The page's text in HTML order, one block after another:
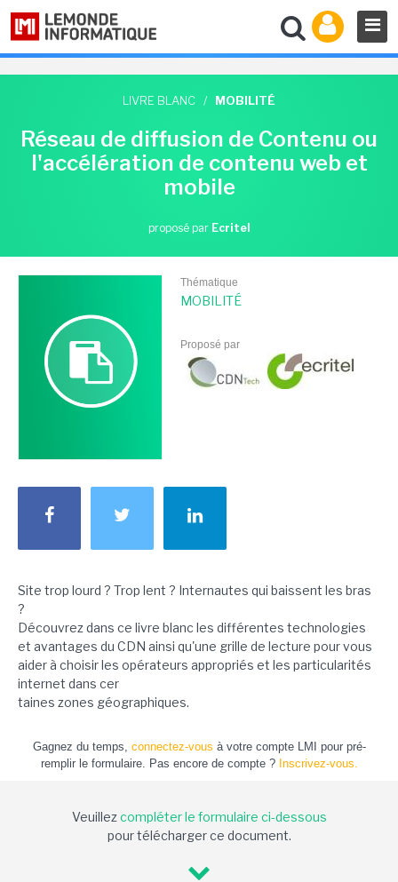
LIVRE BLANC / MOBILITÉ
Réseau de diffusion de Contenu ou
l'accélération de contenu web et
mobile
proposé par Ecritel
Thématique
MOBILITÉ
Proposé par
Site trop lourd ? Trop lent ? Internautes qui baissent les bras
?
Découvrez dans ce livre blanc les différentes technologies
et avantages du CDN ainsi qu'une grille de lecture pour vous
aider à choisir les opérateurs appropriés et les particularités
internet dans cer
taines zones géographiques.
Gagnez du temps, connectez-vous à votre compte LMI pour pré-
remplir le formulaire. Pas encore de compte ? Inscrivez-vous.
Veuillezcompléter le formulaire ci-dessous
pour télécharger ce document.